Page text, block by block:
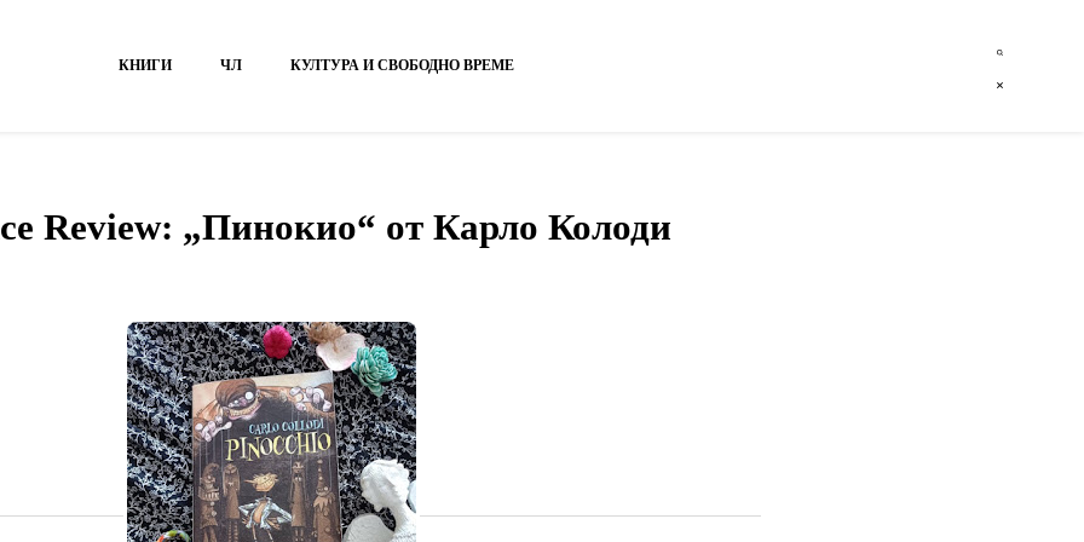
КНИГИ ЧЛ КУЛТУРА И СВОБОДНО ВРЕМЕ
Review: „Пинокио“ от Карло Колоди